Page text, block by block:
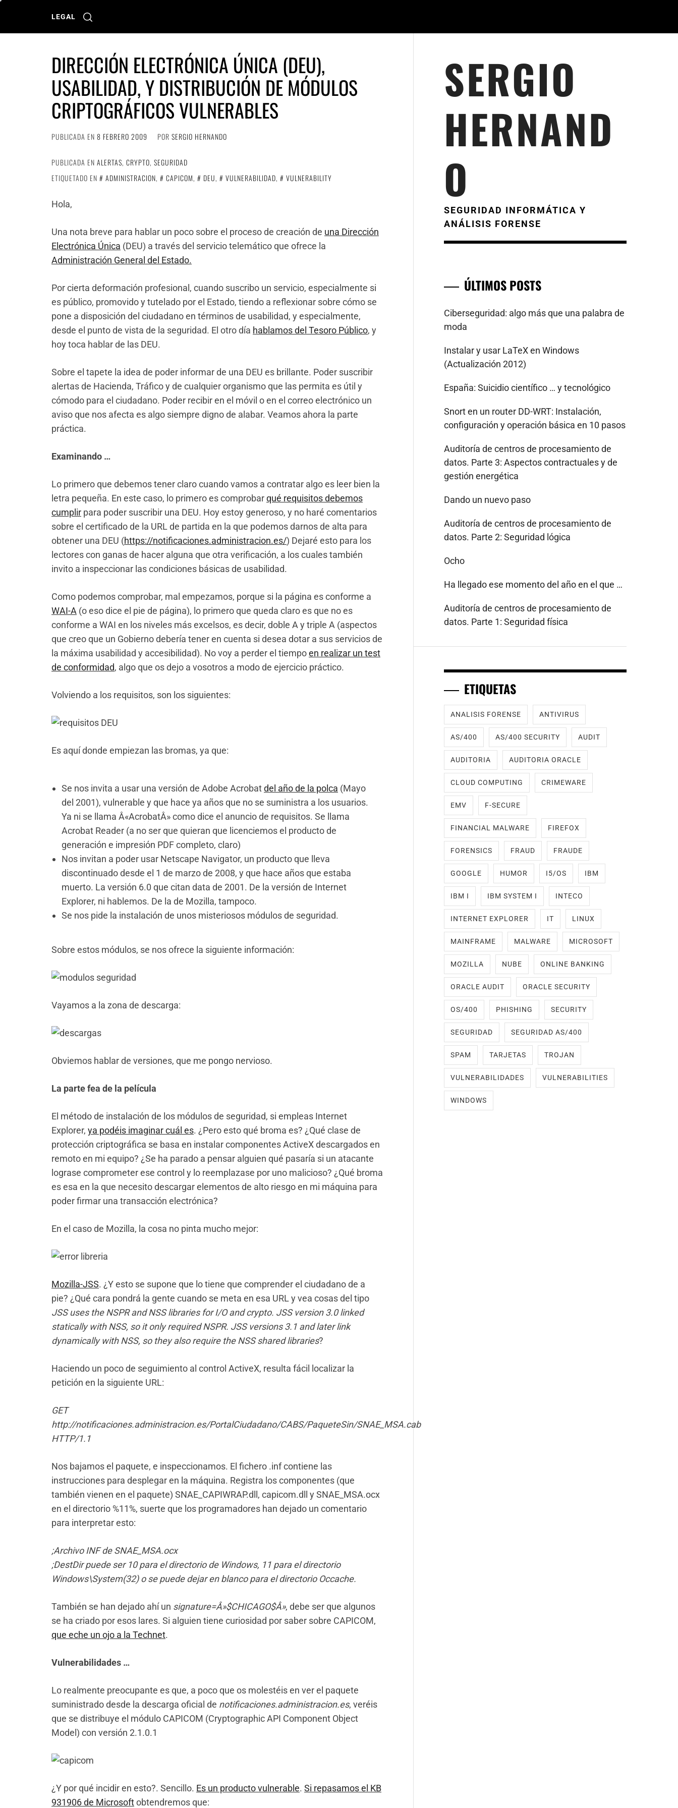
LEGAL
DIRECCIÓN ELECTRÓNICA ÚNICA (DEU),
USABILIDAD, Y DISTRIBUCIÓN DE MÓDULOS
CRIPTOGRÁFICOS VULNERABLES
PUBLICADA EN 8 FEBRERO 2009 POR SERGIO HERNANDO
PUBLICADA EN ALERTAS, CRYPTO, SEGURIDAD
ETIQUETADO EN
ADMINISTRACION, CAPICOM, DEU, VULNERABILIDAD, VULNERABILITY
Hola,
Una nota breve para hablar un poco sobre el proceso de creación de una Dirección
Electrónica Única (DEU) a través del servicio telemático que ofrece la
Administración General del Estado.
Por cierta deformación profesional, cuando suscribo un servicio, especialmente si
es público, promovido y tutelado por el Estado, tiendo a reflexionar sobre cómo se
pone a disposición del ciudadano en términos de usabilidad, y especialmente,
desde el punto de vista de la seguridad. El otro día hablamos del Tesoro Público, y
hoy toca hablar de las DEU.
Sobre el tapete la idea de poder informar de una DEU es brillante. Poder suscribir
alertas de Hacienda, Tráfico y de cualquier organismo que las permita es útil y
cómodo para el ciudadano. Poder recibir en el móvil o en el correo electrónico un
aviso que nos afecta es algo siempre digno de alabar. Veamos ahora la parte
práctica.
Examinando …
Lo primero que debemos tener claro cuando vamos a contratar algo es leer bien la
letra pequeña. En este caso, lo primero es comprobarqué requisitos debemos
cumplir para poder suscribir una DEU. Hoy estoy generoso, y no haré comentarios
sobre el certificado de la URL de partida en la que podemos darnos de alta para
obtener una DEU (https://notificaciones.administracion.es/) Dejaré esto para los
lectores con ganas de hacer alguna que otra verificación, a los cuales también
invito a inspeccionar las condiciones básicas de usabilidad.
Como podemos comprobar, mal empezamos, porque si la página es conforme a
WAI-A (o eso dice el pie de página), lo primero que queda claro es que no es
conforme a WAI en los niveles más excelsos, es decir, doble A y triple A (aspectos
que creo que un Gobierno debería tener en cuenta si desea dotar a sus servicios de
la máxima usabilidad y accesibilidad). No voy a perder el tiempoen realizar un test
de conformidad, algo que os dejo a vosotros a modo de ejercicio práctico.
Volviendo a los requisitos, son los siguientes:
Es aquí donde empiezan las bromas, ya que:
Se nos invita a usar una versión de Adobe Acrobatdel año de la polca (Mayo
del 2001), vulnerable y que hace ya años que no se suministra a los usuarios.
Ya ni se llama Â«AcrobatÂ» como dice el anuncio de requisitos. Se llama
Acrobat Reader (a no ser que quieran que licenciemos el producto de
generación e impresión PDF completo, claro)
Nos invitan a poder usar Netscape Navigator, un producto que lleva
discontinuado desde el 1 de marzo de 2008, y que hace años que estaba
muerto. La versión 6.0 que citan data de 2001. De la versión de Internet
Explorer, ni hablemos. De la de Mozilla, tampoco.
Se nos pide la instalación de unos misteriosos módulos de seguridad.
Sobre estos módulos, se nos ofrece la siguiente información:
Vayamos a la zona de descarga:
Obviemos hablar de versiones, que me pongo nervioso.
La parte fea de la película
El método de instalación de los módulos de seguridad, si empleas Internet
Explorer, ya podéis imaginar cuál es. ¿Pero esto qué broma es? ¿Qué clase de
protección criptográfica se basa en instalar componentes ActiveX descargados en
remoto en mi equipo? ¿Se ha parado a pensar alguien qué pasaría si un atacante
lograse comprometer ese control y lo reemplazase por uno malicioso? ¿Qué broma
es esa en la que necesito descargar elementos de alto riesgo en mi máquina para
poder firmar una transacción electrónica?
En el caso de Mozilla, la cosa no pinta mucho mejor:
Mozilla-JSS. ¿Y esto se supone que lo tiene que comprender el ciudadano de a
pie? ¿Qué cara pondrá la gente cuando se meta en esa URL y vea cosas del tipo
JSS uses the NSPR and NSS libraries for I/O and crypto. JSS version 3.0 linked
statically with NSS, so it only required NSPR. JSS versions 3.1 and later link
dynamically with NSS, so they also require the NSS shared libraries?
Haciendo un poco de seguimiento al control ActiveX, resulta fácil localizar la
petición en la siguiente URL:
GET
http://notificaciones.administracion.es/PortalCiudadano/CABS/PaqueteSin/SNAE_MSA.cab
HTTP/1.1
Nos bajamos el paquete, e inspeccionamos. El fichero .inf contiene las
instrucciones para desplegar en la máquina. Registra los componentes (que
también vienen en el paquete) SNAE_CAPIWRAP.dll, capicom.dll y SNAE_MSA.ocx
en el directorio %11%, suerte que los programadores han dejado un comentario
para interpretar esto:
;Archivo INF de SNAE_MSA.ocx
;DestDir puede ser 10 para el directorio de Windows, 11 para el directorio
Windows\System(32) o se puede dejar en blanco para el directorio Occache.
También se han dejado ahí un signature=Â»$CHICAGO$Â», debe ser que algunos
se ha criado por esos lares. Si alguien tiene curiosidad por saber sobre CAPICOM,
que eche un ojo a la Technet.
Vulnerabilidades …
Lo realmente preocupante es que, a poco que os molestéis en ver el paquete
suministrado desde la descarga oficial de notificaciones.administracion.es, veréis
que se distribuye el módulo CAPICOM (Cryptographic API Component Object
Model) con versión 2.1.0.1
¿Y por qué incidir en esto?. Sencillo. Es un producto vulnerable. Si repasamos el KB
931906 de Microsoftobtendremos que:
SERGIO
HERNAND
O
SEGURIDAD INFORMÁTICA Y
ANÁLISIS FORENSE
ÚLTIMOS POSTS
Ciberseguridad: algo más que una palabra de
moda
Instalar y usar LaTeX en Windows
(Actualización 2012)
España: Suicidio científico … y tecnológico
Snort en un router DD-WRT: Instalación,
configuración y operación básica en 10 pasos
Auditoría de centros de procesamiento de
datos. Parte 3: Aspectos contractuales y de
gestión energética
Dando un nuevo paso
Auditoría de centros de procesamiento de
datos. Parte 2: Seguridad lógica
Ocho
Ha llegado ese momento del año en el que …
Auditoría de centros de procesamiento de
datos. Parte 1: Seguridad física
ETIQUETAS
ANALISIS FORENSE ANTIVIRUS
AS/400 AS/400 SECURITY AUDIT
AUDITORIA AUDITORIA ORACLE
CLOUD COMPUTING CRIMEWARE
EMV F-SECURE
FINANCIAL MALWARE FIREFOX
FORENSICS FRAUD FRAUDE
GOOGLE HUMOR I5/OS IBM
IBM I IBM SYSTEM I INTECO
INTERNET EXPLORER IT LINUX
MAINFRAME MALWARE MICROSOFT
MOZILLA NUBE ONLINE BANKING
ORACLE AUDIT ORACLE SECURITY
OS/400 PHISHING SECURITY
SEGURIDAD SEGURIDAD AS/400
SPAM TARJETAS TROJAN
VULNERABILIDADES VULNERABILITIES
WINDOWS